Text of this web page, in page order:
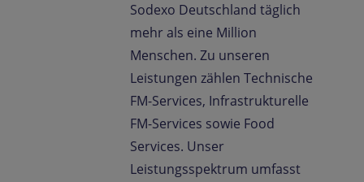
Sodexo Deutschland täglich
mehr als eine Million
Menschen. Zu unseren
Leistungen zählen Technische
FM-Services, Infrastrukturelle
FM-Services sowie Food
Services. Unser
Leistungsspektrum umfasst